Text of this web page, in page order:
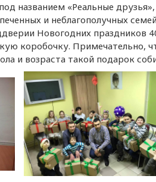
названием «Реальные
и неблагополучных
Новогодних праздников
коробочку. Примечательно,
и возраста такой подарок